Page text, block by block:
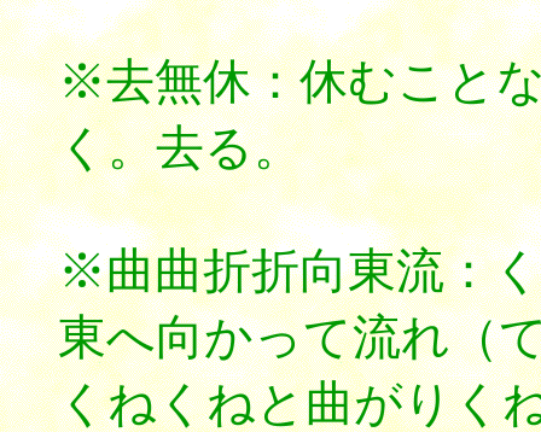
※去無休：休むこと
く。去る。
※曲曲折折向東流：
東へ向かって流れ（
くねくねと曲がりく